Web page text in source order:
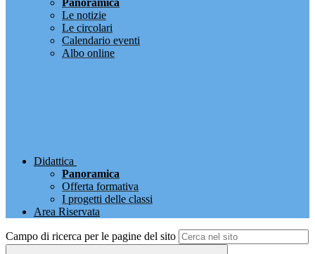
Panoramica
Le notizie
Le circolari
Calendario eventi
Albo online
Didattica
Panoramica
Offerta formativa
I progetti delle classi
Area Riservata
Campo di ricerca per le pagine del sito